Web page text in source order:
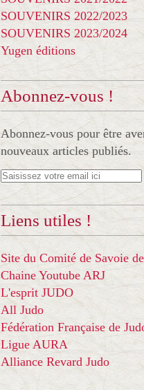
SOUVENIRS 2022/2023
SOUVENIRS 2023/2024
Yugen éditions
Abonnez-vous !
Abonnez-vous pour être
nouveaux articles publiés.
Liens utiles !
Site du Comité de Savoie
Chaine Youtube ARJ
L'esprit JUDO
All Judo
Fédération Française de
Ligue AURA
Alliance Revard Judo